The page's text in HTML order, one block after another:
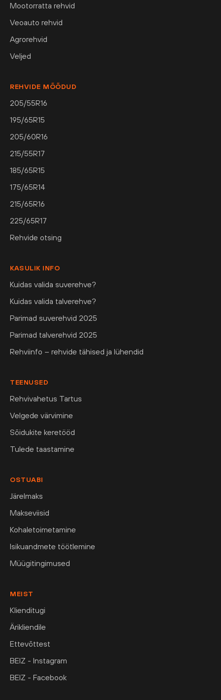
Mootorratta rehvid
Veoauto rehvid
Agrorehvid
Veljed
REHVIDE MÕÕDUD
205/55R16
195/65R15
205/60R16
215/55R17
185/65R15
175/65R14
215/65R16
225/65R17
Rehvide otsing
KASULIK INFO
Kuidas valida suverehve?
Kuidas valida talverehve?
Parimad suverehvid 2025
Parimad talverehvid 2025
Rehviinfo – rehvide tähised ja lühendid
TEENUSED
Rehvivahetus Tartus
Velgede värvimine
Sõidukite keretööd
Tulede taastamine
OSTUABI
Järelmaks
Makseviisid
Kohaletoimetamine
Isikuandmete töötlemine
Müügitingimused
MEIST
Klienditugi
Ärikliendile
Ettevõttest
BEIZ - Instagram
BEIZ - Facebook